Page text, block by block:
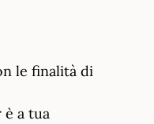
le finalità di
a tua